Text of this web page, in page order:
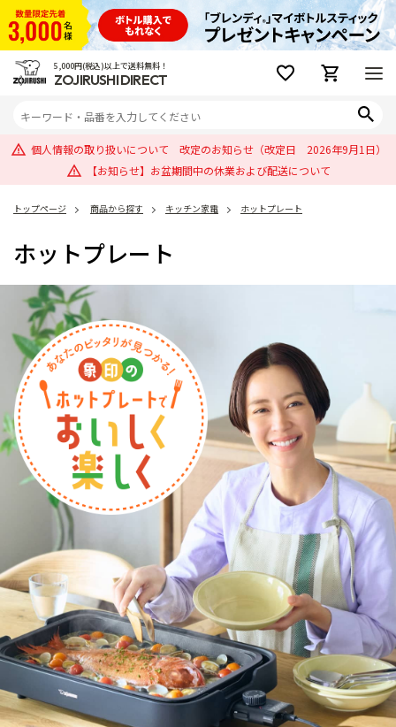
5,000円(税込)以上で送料無料！
ZOJIRUSHI DIRECT
個人情報の取り扱いについて 改定のお知らせ（改定日 2026年9月1日）
【お知らせ】お盆期間中の休業および配送について
トップページ 商品から探す キッチン家電 ホットプレート
ホットプレート